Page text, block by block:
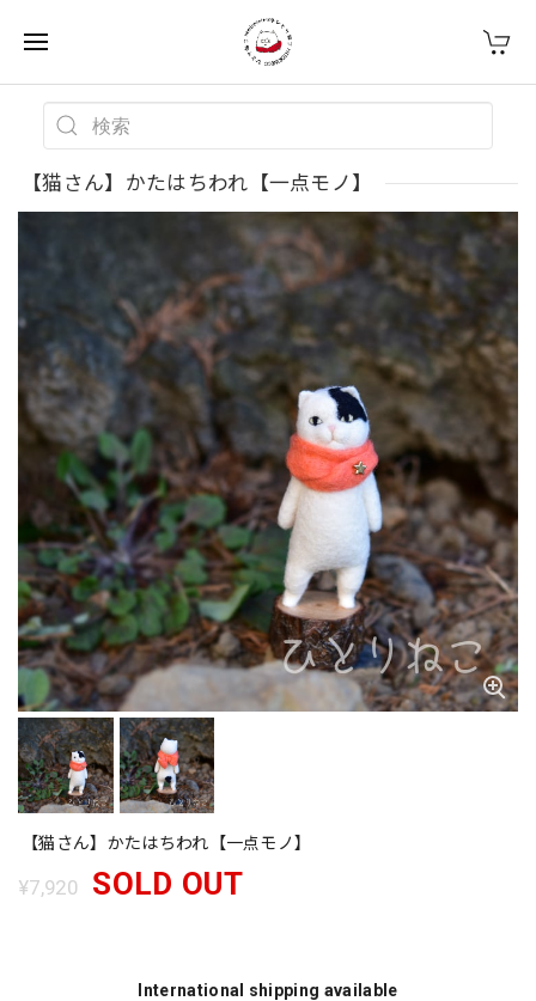
【猫さん】かたはちわれ【一点モノ】
【猫さん】かたはちわれ【一点モノ】
¥7,920 SOLD OUT
International shipping available